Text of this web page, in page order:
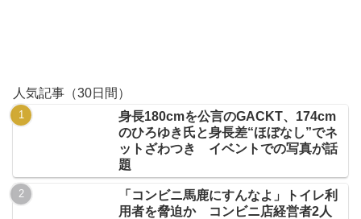
人気記事（30日間）
身長180cmを公言のGACKT、174cm
のひろゆき氏と身長差“ほぼなし”でネ
ットざわつき イベントでの写真が話
題
「コンビニ馬鹿にすんなよ」トイレ利
用者を脅迫か コンビニ店経営者2人